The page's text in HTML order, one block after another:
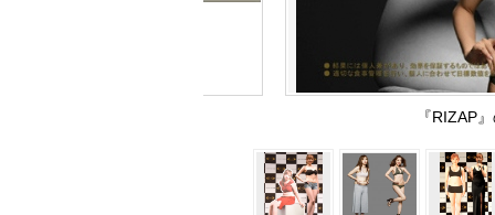
『RIZAP